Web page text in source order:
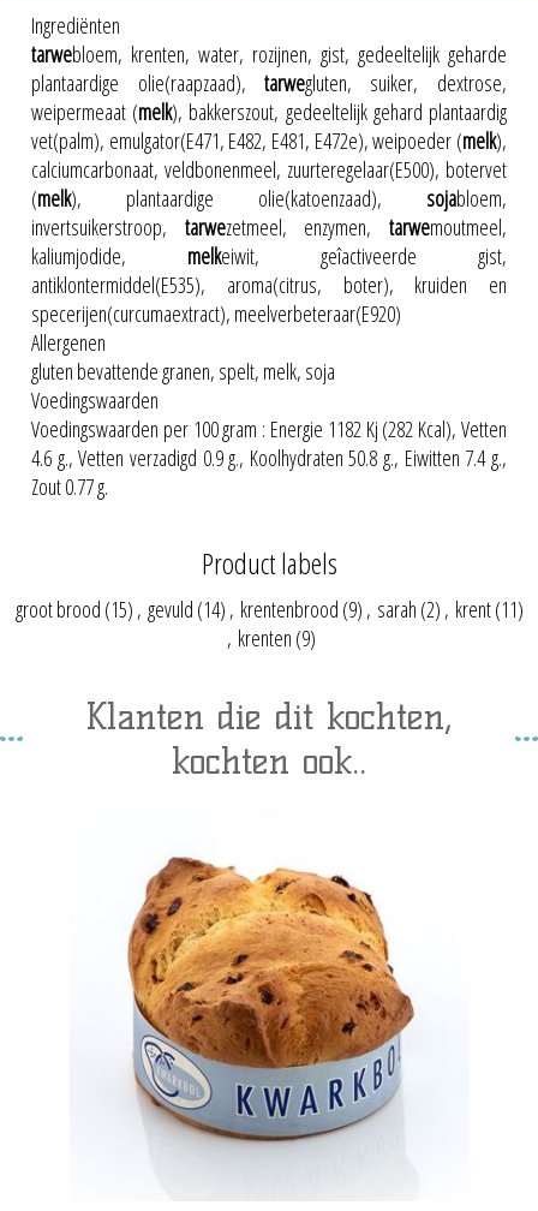
Ingrediënten
tarwebloem, krenten, water, rozijnen, gist, gedeeltelijk geharde
plantaardige olie(raapzaad), tarwegluten, suiker, dextrose,
weipermeaat (melk), bakkerszout, gedeeltelijk gehard plantaardig
vet(palm), emulgator(E471, E482, E481, E472e), weipoeder (melk),
calciumcarbonaat, veldbonenmeel, zuurteregelaar(E500), botervet
(melk), plantaardige olie(katoenzaad), sojabloem,
invertsuikerstroop, tarwezetmeel, enzymen, tarwemoutmeel,
kaliumjodide, melkeiwit, geîactiveerde gist,
antiklontermiddel(E535), aroma(citrus, boter), kruiden en
specerijen(curcumaextract), meelverbeteraar(E920)
Allergenen
gluten bevattende granen, spelt, melk, soja
Voedingswaarden
Voedingswaarden per 100 gram : Energie 1182 Kj (282 Kcal), Vetten
4.6 g., Vetten verzadigd 0.9 g., Koolhydraten 50.8 g., Eiwitten 7.4 g.,
Zout 0.77 g.
Product labels
groot brood (15) , gevuld (14) , krentenbrood (9) , sarah (2) , krent(11)
, krenten (9)
Klanten die dit kochten,
kochten ook..